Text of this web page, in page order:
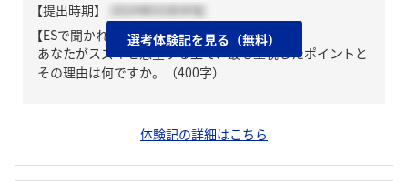
【提出時期】
2024年03月中旬
【ESで聞かれた質問】
あなたがスズキを志望する上で、最も重視したポイントと
その理由は何ですか。（400字）
体験記の詳細はこちら
選考体験記を見る（無料）